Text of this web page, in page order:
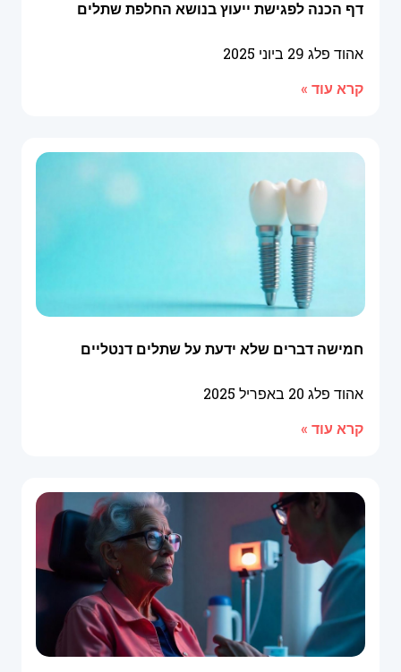
דף הכנה לפגישת ייעוץ בנושא החלפת שתלים
אהוד פלג 29 ביוני 2025
קרא עוד »
חמישה דברים שלא ידעת על שתלים דנטליים
אהוד פלג 20 באפריל 2025
קרא עוד »